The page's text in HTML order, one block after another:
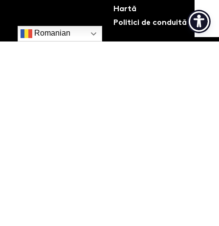
Hartă
Politici de conduită
Romanian